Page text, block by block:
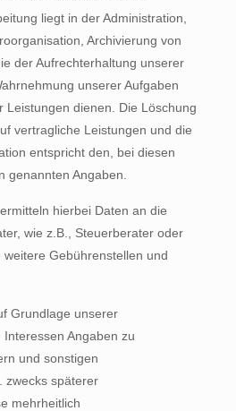
liegt in der Administration,
Archivierung von
der Aufrechterhaltung unserer
unserer Aufgaben
Leistungen dienen. Die Löschung
vertragliche Leistungen und die
entspricht den, bei diesen
genannten Angaben.
hierbei Daten an die
wie z.B., Steuerberater oder
Gebührenstellen und
Grundlage unserer
Angaben zu
und sonstigen
zwecks späterer
mehrheitlich